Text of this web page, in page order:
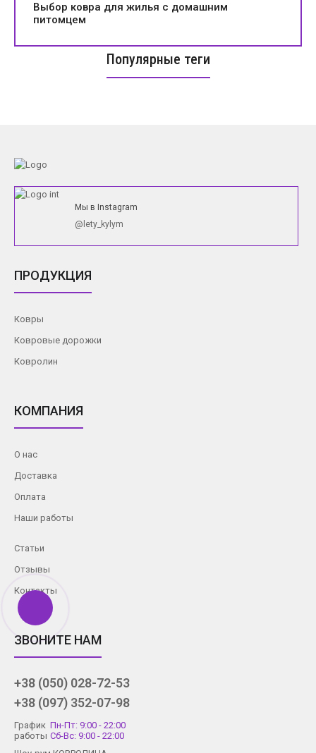
Выбор ковра для жилья с домашним
питомцем
Популярные теги
Мы в Instagram
@lety_kylym
ПРОДУКЦИЯ
Ковры
Ковровые дорожки
Ковролин
КОМПАНИЯ
О нас
Доставка
Оплата
Наши работы
Статьи
Отзывы
Контакты
ЗВОНИТЕ НАМ
+38 (050) 028-72-53
+38 (097) 352-07-98
График
работы
Пн-Пт: 9:00 - 22:00
Сб-Вс: 9:00 - 22:00